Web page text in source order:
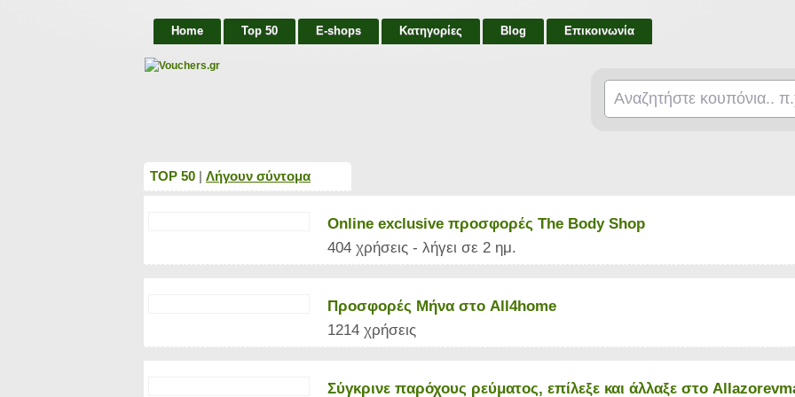
Home Top 50 E-shops Κατηγορίες Blog Επικοινωνία
TOP 50 | Λήγουν σύντομα
Online exclusive προσφορές The Body Shop
404 χρήσεις - λήγει σε 2 ημ.
Προσφορές Μήνα στο All4home
1214 χρήσεις
Σύγκρινε παρόχους ρεύματος, επίλεξε και άλλαξε στο